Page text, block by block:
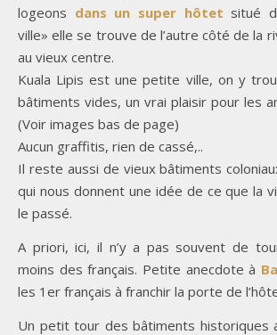
logeons dans un super hôtet situé
ville» elle se trouve de l’autre côté de la
au vieux centre.
Kuala Lipis est une petite ville, on y
bâtiments vides, un vrai plaisir pour les
(Voir images bas de page)
Aucun graffitis, rien de cassé,..
Il reste aussi de vieux bâtiments
qui nous donnent une idée de ce que la
le passé.
A priori, ici, il n’y a pas souvent de
moins des français. Petite anecdote à
les 1er français à franchir la porte de
Un petit tour des bâtiments historiques